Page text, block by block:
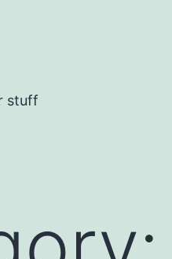
stuff